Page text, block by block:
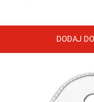
DODAJ